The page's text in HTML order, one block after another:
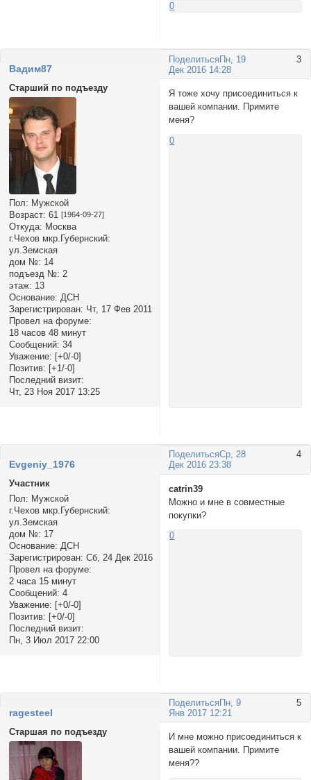
0
Поделиться 3
Пн, 19
Дек 2016 14:28
Вадим87
Старший по подъезду
Пол: Мужской
Возраст: 61 [1964-09-27]
Откуда: Москва
г.Чехов мкр.Губернский:
ул.Земская
дом №: 14
подъезд №: 2
этаж: 13
Основание: ДСН
Зарегистрирован: Чт, 17 Фев 2011
Провел на форуме:
18 часов 48 минут
Сообщений: 34
Уважение: [+0/-0]
Позитив: [+1/-0]
Последний визит:
Чт, 23 Ноя 2017 13:25
Я тоже хочу присоединиться к
вашей компании. Примите
меня?
0
Поделиться 4
Ср, 28
Дек 2016 23:38
Evgeniy_1976
Участник
Пол: Мужской
г.Чехов мкр.Губернский:
ул.Земская
дом №: 17
Основание: ДСН
Зарегистрирован: Сб, 24 Дек 2016
Провел на форуме:
2 часа 15 минут
Сообщений: 4
Уважение: [+0/-0]
Позитив: [+0/-0]
Последний визит:
Пн, 3 Июл 2017 22:00
catrin39
Можно и мне в совместные
покупки?
0
Поделиться 5
Пн, 9
Янв 2017 12:21
ragesteel
Старшая по подъезду
И мне можно присоединиться к
вашей компании. Примите
меня??